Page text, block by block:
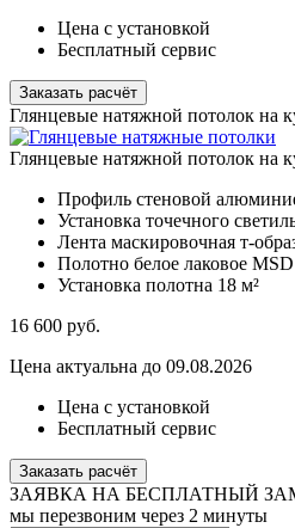
Цена с установкой
Бесплатный сервис
Заказать расчёт
Глянцевые натяжной потолок на
Глянцевые натяжной потолок на
Профиль стеновой
Установка точечного
Лента маскировочная т-
Полотно белое лаковое
Установка полотна 18 м²
16 600 руб.
Цена актуальна до 09.08.2026
Цена с установкой
Бесплатный сервис
Заказать расчёт
ЗАЯВКА НА БЕСПЛАТНЫЙ
мы перезвоним через 2 минуты